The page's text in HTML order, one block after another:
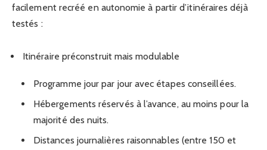
facilement recréé en autonomie à partir d’itinéraires déjà
testés :
Itinéraire préconstruit mais modulable
Programme jour par jour avec étapes conseillées.
Hébergements réservés à l’avance, au moins pour la
majorité des nuits.
Distances journalières raisonnables (entre 150 et